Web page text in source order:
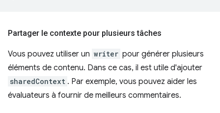
Partager le contexte pour plusieurs tâches
Vous pouvez utiliser un writer pour générer plusieurs
éléments de contenu. Dans ce cas, il est utile d'ajouter
sharedContext . Par exemple, vous pouvez aider les
évaluateurs à fournir de meilleurs commentaires.